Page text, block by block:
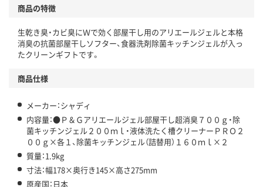
商品の特徴
生乾き臭・カビ臭にＷで効く部屋干し用のアリエールジェルと本格
消臭の抗菌部屋干しソフター、食器洗剤除菌キッチンジェルが入っ
たクリーンギフトです。
商品仕様
メーカー：シャディ
内容量：●Ｐ＆Ｇアリエールジェル部屋干し超消臭７００ｇ・除
菌キッチンジェル２００ｍｌ・液体洗たく槽クリーナーＰＲＯ２
００ｇ×各１、除菌キッチンジェル（詰替用）１６０ｍｌ×２
質量：1.9kg
寸法：幅178×奥行き145×高さ275mm
原産国：日本